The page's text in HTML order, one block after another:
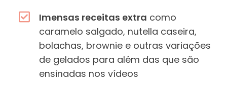
Imensas receitas extra como
caramelo salgado, nutella caseira,
bolachas, brownie e outras variações
de gelados para além das que são
ensinadas nos vídeos